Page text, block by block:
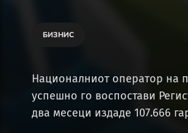
БИЗНИС
Националниот оператор на
успешно го воспостави
два месеци издаде 107.666